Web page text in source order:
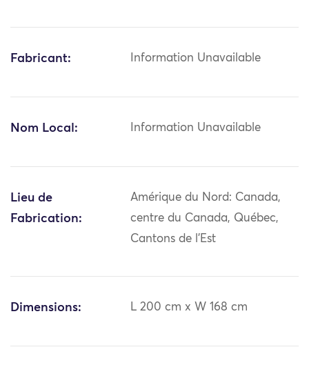
Fabricant: Information Unavailable
Nom Local: Information Unavailable
Lieu de
Fabrication:
Amérique du Nord: Canada,
centre du Canada, Québec,
Cantons de l'Est
Dimensions: L 200 cm x W 168 cm